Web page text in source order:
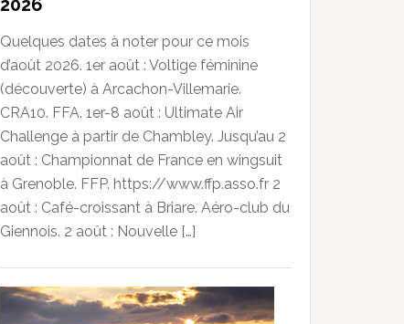
2026
Quelques dates à noter pour ce mois
d’août 2026. 1er août : Voltige féminine
(découverte) à Arcachon-Villemarie.
CRA10. FFA. 1er-8 août : Ultimate Air
Challenge à partir de Chambley. Jusqu’au 2
août : Championnat de France en wingsuit
à Grenoble. FFP. https://www.ffp.asso.fr 2
août : Café-croissant à Briare. Aéro-club du
Giennois. 2 août : Nouvelle […]